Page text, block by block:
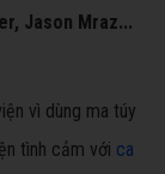
Jason Mraz...
vì dùng ma túy
tình cảm với ca